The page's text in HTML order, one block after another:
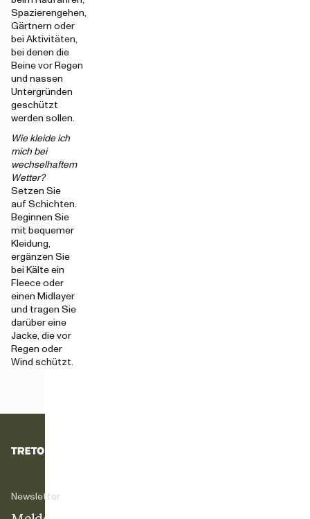
Spazierengehen,
Gärtnern oder
bei Aktivitäten,
bei denen die
Beine vor Regen
und nassen
Untergründen
geschützt
werden sollen.
Wie kleide ich
mich bei
wechselhaftem
Wetter?
Setzen Sie
auf Schichten.
Beginnen Sie
mit bequemer
Kleidung,
ergänzen Sie
bei Kälte ein
Fleece oder
einen Midlayer
und tragen Sie
darüber eine
Jacke, die vor
Regen oder
Wind schützt.
Newsletter